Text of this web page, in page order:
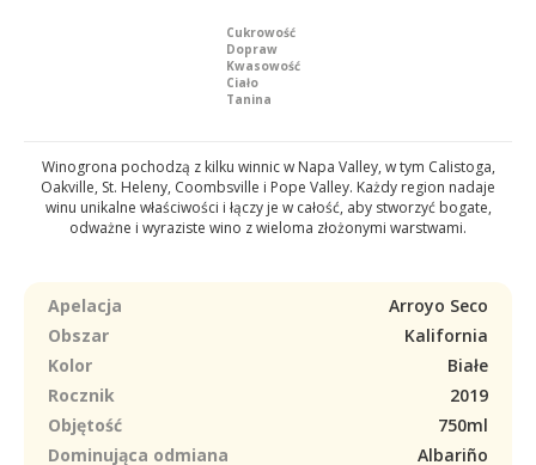
Cukrowość
Dopraw
Kwasowość
Ciało
Tanina
Winogrona pochodzą z kilku winnic w Napa Valley, w tym Calistoga,
Oakville, St. Heleny, Coombsville i Pope Valley. Każdy region nadaje
winu unikalne właściwości i łączy je w całość, aby stworzyć bogate,
odważne i wyraziste wino z wieloma złożonymi warstwami.
Apelacja
Arroyo Seco
Obszar
Kalifornia
Kolor
Białe
Rocznik
2019
Objętość
750ml
Dominująca odmiana
Albariño